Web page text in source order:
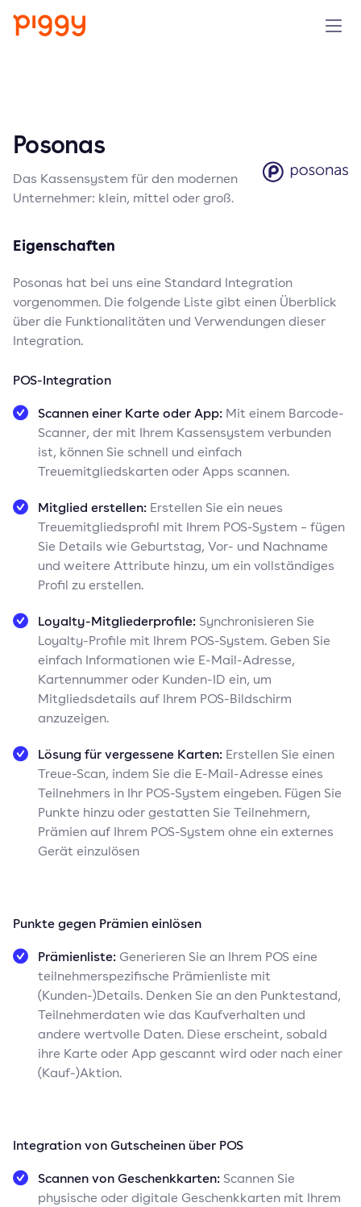
Unternehmen
Demo anfragen
Posonas
Das Kassensystem für den modernen
Unternehmer: klein, mittel oder groß.
Eigenschaften
Posonas hat bei uns eine Standard Integration
vorgenommen. Die folgende Liste gibt einen Überblick
über die Funktionalitäten und Verwendungen dieser
Integration.
POS-Integration
Scannen einer Karte oder App: Mit einem Barcode-
Scanner, der mit Ihrem Kassensystem verbunden
ist, können Sie schnell und einfach
Treuemitgliedskarten oder Apps scannen.
Mitglied erstellen: Erstellen Sie ein neues
Treuemitgliedsprofil mit Ihrem POS-System – fügen
Sie Details wie Geburtstag, Vor- und Nachname
und weitere Attribute hinzu, um ein vollständiges
Profil zu erstellen.
Loyalty-Mitgliederprofile: Synchronisieren Sie
Loyalty-Profile mit Ihrem POS-System. Geben Sie
einfach Informationen wie E-Mail-Adresse,
Kartennummer oder Kunden-ID ein, um
Mitgliedsdetails auf Ihrem POS-Bildschirm
anzuzeigen.
Lösung für vergessene Karten: Erstellen Sie einen
Treue-Scan, indem Sie die E-Mail-Adresse eines
Teilnehmers in Ihr POS-System eingeben. Fügen Sie
Punkte hinzu oder gestatten Sie Teilnehmern,
Prämien auf Ihrem POS-System ohne ein externes
Gerät einzulösen
Punkte gegen Prämien einlösen
Prämienliste: Generieren Sie an Ihrem POS eine
teilnehmerspezifische Prämienliste mit
(Kunden-)Details. Denken Sie an den Punktestand,
Teilnehmerdaten wie das Kaufverhalten und
andere wertvolle Daten. Diese erscheint, sobald
ihre Karte oder App gescannt wird oder nach einer
(Kauf-)Aktion.
Integration von Gutscheinen über POS
Scannen von Geschenkkarten: Scannen Sie
physische oder digitale Geschenkkarten mit Ihrem